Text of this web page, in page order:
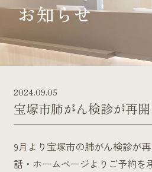
お知らせ
2024.09.05
宝塚市肺がん検診が再開
9月より宝塚市の肺がん検診が
話・ホームページよりご予約を